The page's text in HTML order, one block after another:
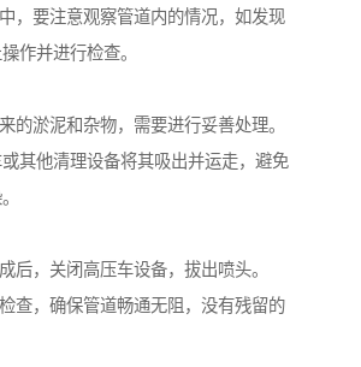
，要注意观察管道内的情况，如发现
作并进行检查。
的淤泥和杂物，需要进行妥善处理。
其他清理设备将其吸出并运走，避免
后，关闭高压车设备，拔出喷头。
查，确保管道畅通无阻，没有残留的